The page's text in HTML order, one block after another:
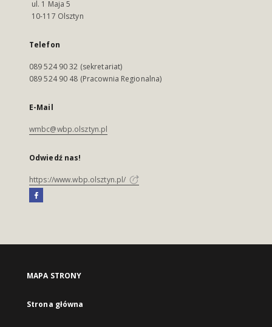
ul. 1 Maja 5
10-117 Olsztyn
Telefon
089 524 90 32 (sekretariat)
089 524 90 48 (Pracownia Regionalna)
E-Mail
wmbc@wbp.olsztyn.pl
Odwiedź nas!
https://www.wbp.olsztyn.pl/
MAPA STRONY
Strona główna